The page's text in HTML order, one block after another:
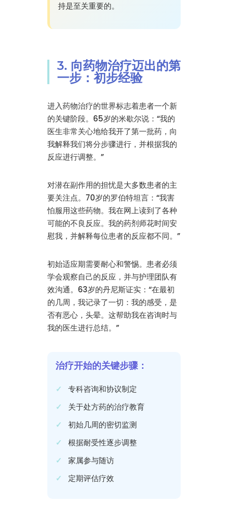
持是至关重要的。
3. 向药物治疗迈出的第
一步：初步经验
进入药物治疗的世界标志着患者一个新
的关键阶段。65岁的米歇尔说：“我的
医生非常关心地给我开了第一批药，向
我解释我们将分步骤进行，并根据我的
反应进行调整。”
对潜在副作用的担忧是大多数患者的主
要关注点。70岁的罗伯特坦言：“我害
怕服用这些药物。我在网上读到了各种
可能的不良反应。我的药剂师花时间安
慰我，并解释每位患者的反应都不同。”
初始适应期需要耐心和警惕。患者必须
学会观察自己的反应，并与护理团队有
效沟通。63岁的丹尼斯证实：“在最初
的几周，我记录了一切：我的感受，是
否有恶心，头晕。这帮助我在咨询时与
我的医生进行总结。”
治疗开始的关键步骤：
专科咨询和协议制定
关于处方药的治疗教育
初始几周的密切监测
根据耐受性逐步调整
家属参与随访
定期评估疗效